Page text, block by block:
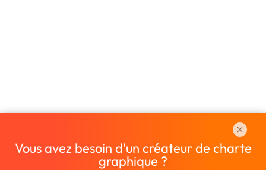
Vous avez besoin d'un créateur de charte
graphique ?